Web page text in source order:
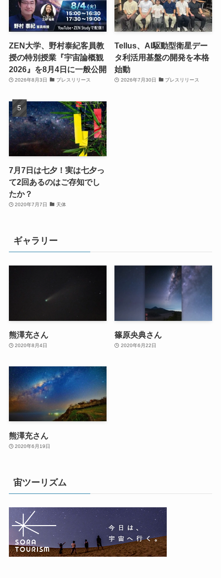
ZEN大学、野村泰紀客員教
授の特別授業『宇宙論概観
2026』を8月4日に一般公開
2026年8月3日 プレスリリース
Tellus、AI駆動型衛星デー
タ利活用基盤の開発を本格
始動
2026年7月30日 プレスリリース
7月7日は七夕！実は七夕っ
て2回あるのはご存知でし
たか？
2020年7月7日 天体
ギャラリー
熊澤充さん
2020年8月4日
篠原央典さん
2020年6月22日
熊澤充さん
2020年6月19日
宙ツーリズム